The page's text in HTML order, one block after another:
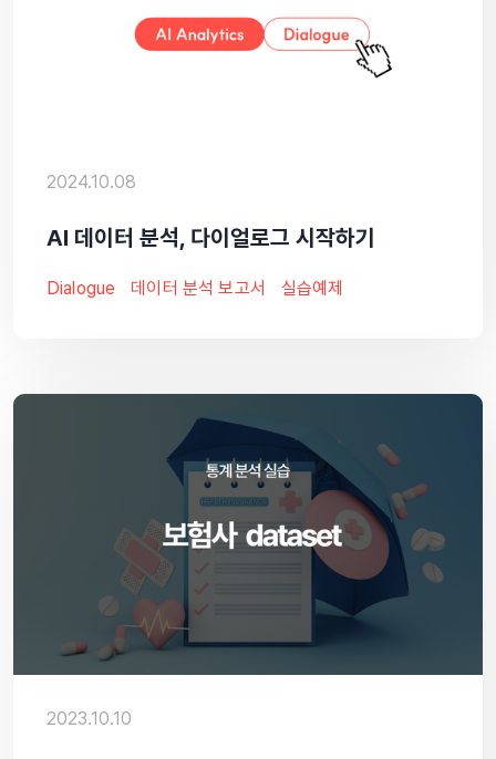
2024.10.08
AI 데이터 분석, 다이얼로그 시작하기
Dialogue 데이터 분석 보고서 실습예제
2023.10.10